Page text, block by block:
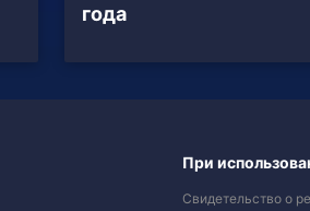
года
При
Свидетельство о